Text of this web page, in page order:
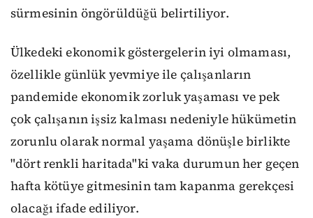
sürmesinin öngörüldüğü belirtiliyor.
Ülkedeki ekonomik göstergelerin iyi olmaması,
özellikle günlük yevmiye ile çalışanların
pandemide ekonomik zorluk yaşaması ve pek
çok çalışanın işsiz kalması nedeniyle hükümetin
zorunlu olarak normal yaşama dönüşle birlikte
"dört renkli haritada"ki vaka durumun her geçen
hafta kötüye gitmesinin tam kapanma gerekçesi
olacağı ifade ediliyor.